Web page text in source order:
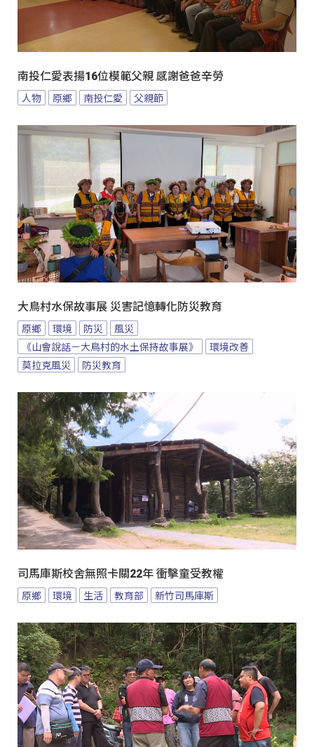
南投仁愛表揚16位模範父親 感謝爸爸辛勞
人物 原鄉 南投仁愛 父親節
大鳥村水保故事展 災害記憶轉化防災教育
原鄉 環境 防災
風災
《山會說話－大鳥村的水土保持故事展》
環境改善
莫拉克風災
防災教育
司馬庫斯校舍無照卡關22年 衝擊童受教權
原鄉 環境 生活 教育部 新竹司馬庫斯